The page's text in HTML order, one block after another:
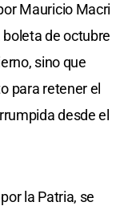
Mauricio Macri
de octubre
sino que
para retener el
desde el
la Patria, se